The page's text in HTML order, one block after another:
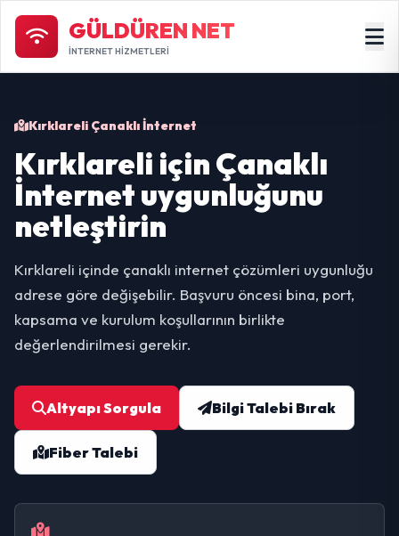
GÜLDÜREN NET
İNTERNET HİZMETLERİ
Kırklareli Çanaklı İnternet
Kırklareli için Çanaklı
İnternet uygunluğunu
netleştirin
Kırklareli içinde çanaklı internet çözümleri uygunluğu
adrese göre değişebilir. Başvuru öncesi bina, port,
kapsama ve kurulum koşullarının birlikte
değerlendirilmesi gerekir.
Altyapı Sorgula Bilgi Talebi Bırak
Fiber Talebi